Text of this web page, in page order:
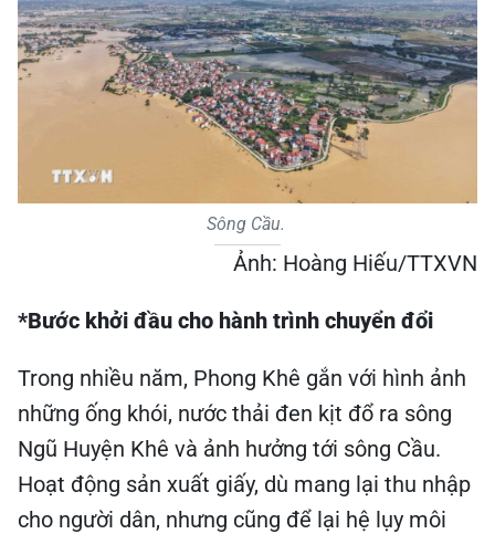
Sông Cầu.
Ảnh: Hoàng Hiếu/TTXVN
*Bước khởi đầu cho hành trình chuyển đổi
Trong nhiều năm, Phong Khê gắn với hình ảnh
những ống khói, nước thải đen kịt đổ ra sông
Ngũ Huyện Khê và ảnh hưởng tới sông Cầu.
Hoạt động sản xuất giấy, dù mang lại thu nhập
cho người dân, nhưng cũng để lại hệ lụy môi